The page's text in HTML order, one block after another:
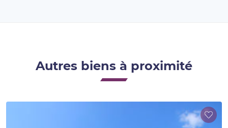
Autres biens à proximité